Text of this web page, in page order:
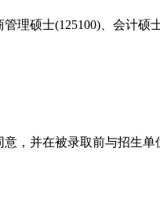
硕士(125100)、会计硕
，并在被录取前与招生